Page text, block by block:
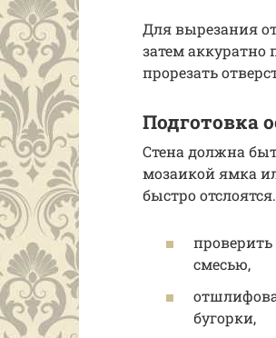
Для вырезания
затем аккуратно
прорезать
Подготовка
Стена должна
мозаикой ямка
быстро
смесью,
бугорки,